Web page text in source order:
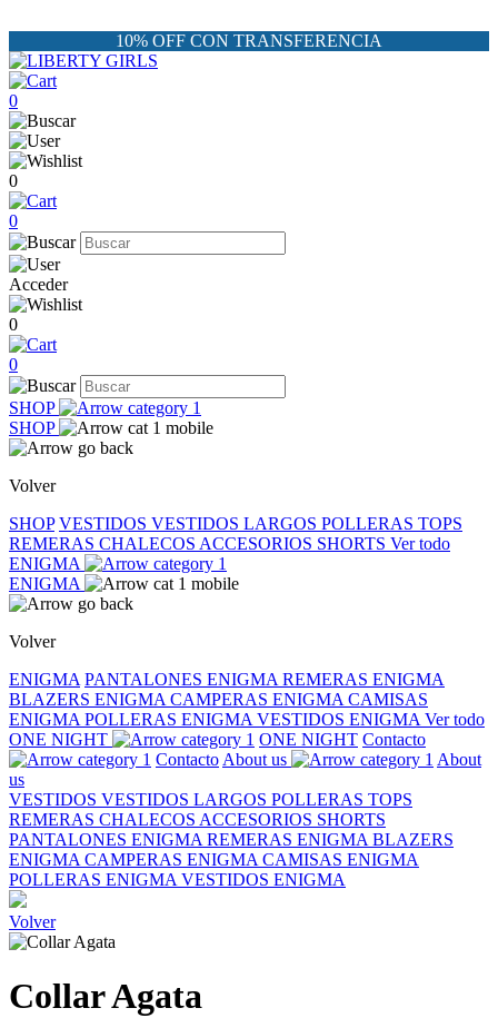
10% OFF CON TRANSFERENCIA
0
0
0
Acceder
0
0
SHOP
SHOP
Volver
SHOP VESTIDOS VESTIDOS LARGOS POLLERAS TOPS
REMERAS CHALECOS ACCESORIOS SHORTS Ver todo
ENIGMA
ENIGMA
Volver
ENIGMA PANTALONES ENIGMA REMERAS ENIGMA
BLAZERS ENIGMA CAMPERAS ENIGMA CAMISAS
ENIGMA POLLERAS ENIGMA VESTIDOS ENIGMA Ver todo
ONE NIGHT
ONE NIGHT Contacto
Contacto About us
About
us
VESTIDOS VESTIDOS LARGOS POLLERAS TOPS
REMERAS CHALECOS ACCESORIOS SHORTS
PANTALONES ENIGMA REMERAS ENIGMA BLAZERS
ENIGMA CAMPERAS ENIGMA CAMISAS ENIGMA
POLLERAS ENIGMA VESTIDOS ENIGMA
Volver
Collar Agata